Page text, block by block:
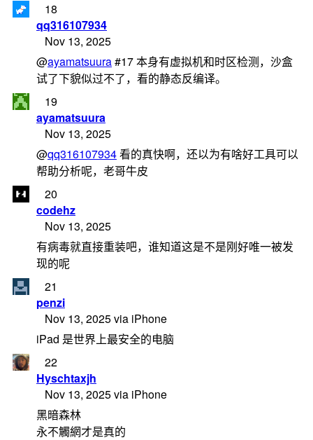
18
qq316107934
Nov 13, 2025
@ayamatsuura#17 本身有虚拟机和时区检测，沙盒
试了下貌似过不了，看的静态反编译。
19
ayamatsuura
Nov 13, 2025
@qq316107934看的真快啊，还以为有啥好工具可以
帮助分析呢，老哥牛皮
20
codehz
Nov 13, 2025
有病毒就直接重装吧，谁知道这是不是刚好唯一被发
现的呢
21
penzi
Nov 13, 2025 via iPhone
iPad 是世界上最安全的电脑
22
Hyschtaxjh
Nov 13, 2025 via iPhone
黑暗森林
永不觸網才是真的